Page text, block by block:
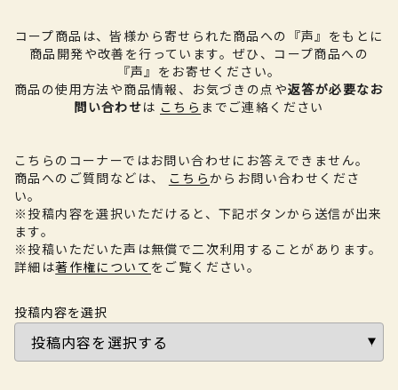
コープ商品は、皆様から寄せられた商品への『声』をもとに
商品開発や改善を行っています。 ぜひ、コープ商品への
『声』をお寄せください。
商品の使用方法や商品情報、お気づきの点や返答が必要なお
問い合わせは こちら までご連絡ください
こちらのコーナーではお問い合わせにお答えできません。
商品へのご質問などは、
こちらからお問い合わせくださ
い。
※投稿内容を選択いただけると、下記ボタンから送信が出来
ます。
※投稿いただいた声は無償で二次利用することがあります。
詳細は著作権について をご覧ください。
投稿内容を選択